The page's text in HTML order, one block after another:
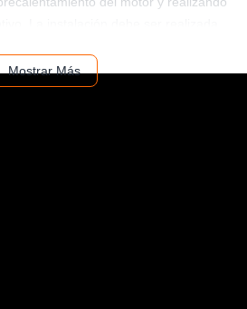
use este manifold con otros
alta calidad.
Mostrar Más